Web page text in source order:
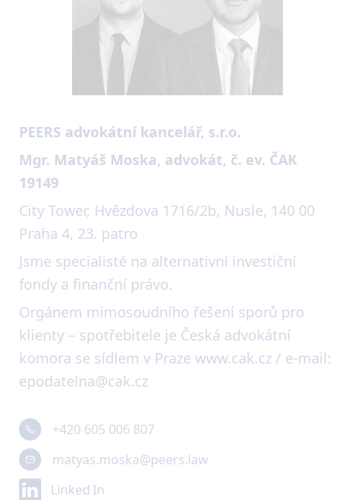
PEERS advokátní kancelář, s.r.o.
Mgr. Matyáš Moska, advokát, č. ev. ČAK
19149
City Tower, Hvězdova 1716/2b, Nusle, 140 00
Praha 4, 23. patro
Jsme specialisté na alternativní investiční
fondy a finanční právo.
Orgánem mimosoudního řešení sporů pro
klienty – spotřebitele je Česká advokátní
komora se sídlem v Praze www.cak.cz / e-mail:
epodatelna@cak.cz
+420 605 006 807
matyas.moska@peers.law
Linked In